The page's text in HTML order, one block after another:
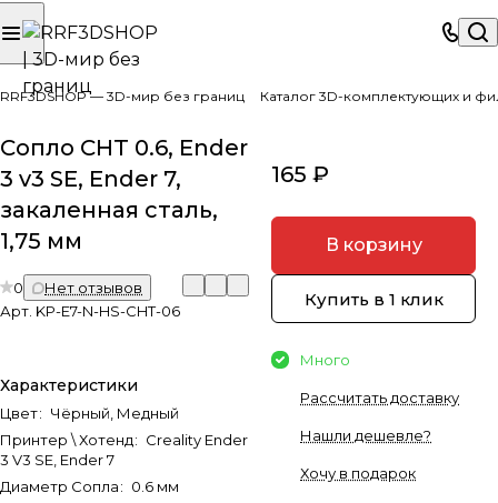
RRF3DSHOP — 3D-мир без границ Каталог 3D-комплектующих и
Сопло CHT 0.6, Ender
3 v3 SE, Ender 7,
закаленная сталь,
1,75 мм
0
Нет отзывов
Арт. KP-E7-N-HS-CHT-06
Характеристики
Цвет: Чёрный, Медный
Принтер \ Хотенд: Creality Ender
3 V3 SE, Ender 7
Диаметр Сопла: 0.6 мм
165 ₽
В корзину
Купить в 1 клик
Много
Рассчитать доставку
Нашли дешевле?
Хочу в подарок